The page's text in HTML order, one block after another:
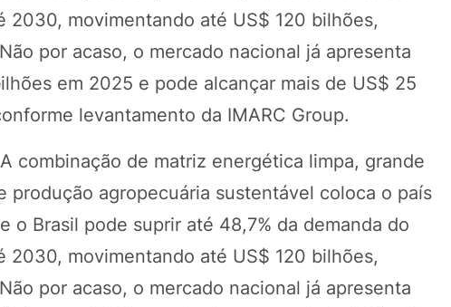
movimentando até US$ 120 bilhões,
por acaso, o mercado nacional já apresenta
em 2025 e pode alcançar mais de US$ 25
levantamento da IMARC Group.
combinação de matriz energética limpa, grande
agropecuária sustentável coloca o país
o Brasil pode suprir até 48,7% da demanda do
movimentando até US$ 120 bilhões,
por acaso, o mercado nacional já apresenta